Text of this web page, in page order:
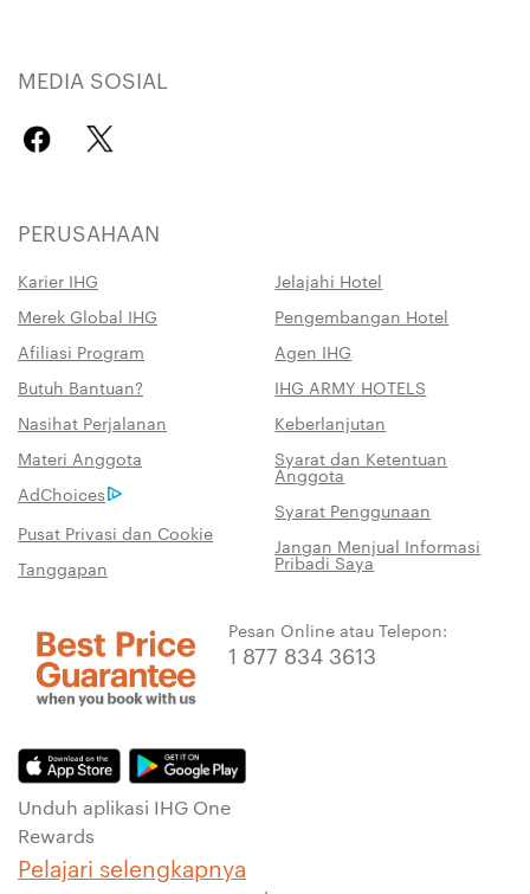
MEDIA SOSIAL
PERUSAHAAN
Karier IHG
Jelajahi Hotel
Merek Global IHG
Pengembangan Hotel
Afiliasi Program
Agen IHG
Butuh Bantuan?
IHG ARMY HOTELS
Nasihat Perjalanan
Keberlanjutan
Materi Anggota
Syarat dan Ketentuan
Anggota
AdChoices
Syarat Penggunaan
Pusat Privasi dan Cookie
Jangan Menjual Informasi
Pribadi Saya
Tanggapan
Pesan Online atau Telepon:
1 877 834 3613
Unduh aplikasi IHG One
Rewards
Pelajari selengkapnya